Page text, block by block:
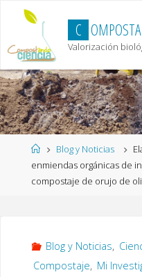
content
C OMPOSTA
Valorización
HomeBlog y Noticias
enmiendas orgánicas de
compostaje de orujo de
Blog y Noticias,
Compostaje, Mi